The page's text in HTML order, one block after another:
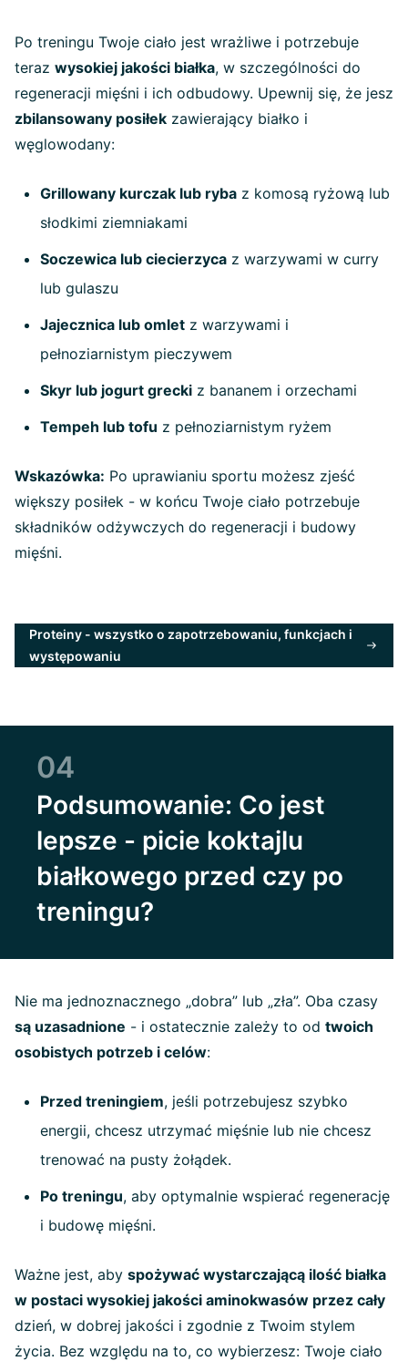
Po treningu Twoje ciało jest wrażliwe i potrzebuje
teraz wysokiej jakości białka, w szczególności do
regeneracji mięśni i ich odbudowy. Upewnij się, że jesz
zbilansowany posiłek zawierający białko i
węglowodany:
Grillowany kurczak lub ryba z komosą ryżową lub
słodkimi ziemniakami
Soczewica lub ciecierzyca z warzywami w curry
lub gulaszu
Jajecznica lub omlet z warzywami i
pełnoziarnistym pieczywem
Skyr lub jogurt grecki z bananem i orzechami
Tempeh lub tofu z pełnoziarnistym ryżem
Wskazówka: Po uprawianiu sportu możesz zjeść
większy posiłek - w końcu Twoje ciało potrzebuje
składników odżywczych do regeneracji i budowy
mięśni.
Proteiny - wszystko o zapotrzebowaniu, funkcjach i
występowaniu
04
Podsumowanie: Co jest
lepsze - picie koktajlu
białkowego przed czy po
treningu?
Nie ma jednoznacznego „dobra” lub „zła”. Oba czasy
są uzasadnione - i ostatecznie zależy to od twoich
osobistych potrzeb i celów:
Przed treningiem, jeśli potrzebujesz szybko
energii, chcesz utrzymać mięśnie lub nie chcesz
trenować na pusty żołądek.
Po treningu, aby optymalnie wspierać regenerację
i budowę mięśni.
Ważne jest, aby spożywać wystarczającą ilość białka
w postaci wysokiej jakości aminokwasów przez cały
dzień, w dobrej jakości i zgodnie z Twoim stylem
życia. Bez względu na to, co wybierzesz: Twoje ciało